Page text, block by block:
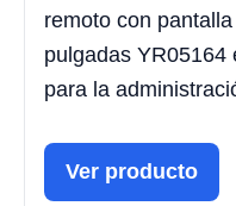
remoto con
pulgadas YR05164
para la
Ver producto